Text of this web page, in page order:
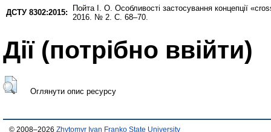
ДСТУ 8302:2015:
Пойта І. О. Особливості застосування концепції
2016. № 2. С. 68–70.
Дії ​​(потрібно ввійти)
Оглянути опис ресурсу
© 2008–2026 Zhytomyr Ivan Franko State University